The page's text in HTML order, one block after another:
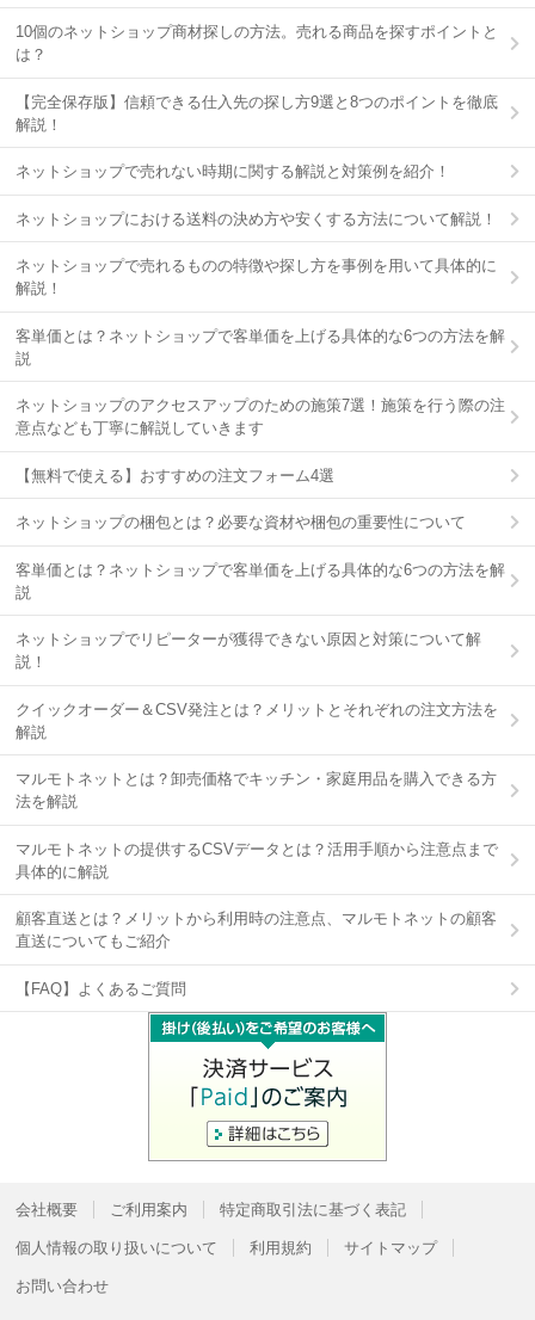
10個のネットショップ商材探しの方法。売れる商品を探すポイントと
は？
【完全保存版】信頼できる仕入先の探し方9選と8つのポイントを徹底
解説！
ネットショップで売れない時期に関する解説と対策例を紹介！
ネットショップにおける送料の決め方や安くする方法について解説！
ネットショップで売れるものの特徴や探し方を事例を用いて具体的に
解説！
客単価とは？ネットショップで客単価を上げる具体的な6つの方法を解
説
ネットショップのアクセスアップのための施策7選！施策を行う際の注
意点なども丁寧に解説していきます
【無料で使える】おすすめの注文フォーム4選
ネットショップの梱包とは？必要な資材や梱包の重要性について
客単価とは？ネットショップで客単価を上げる具体的な6つの方法を解
説
ネットショップでリピーターが獲得できない原因と対策について解
説！
クイックオーダー＆CSV発注とは？メリットとそれぞれの注文方法を
解説
マルモトネットとは？卸売価格でキッチン・家庭用品を購入できる方
法を解説
マルモトネットの提供するCSVデータとは？活用手順から注意点まで
具体的に解説
顧客直送とは？メリットから利用時の注意点、マルモトネットの顧客
直送についてもご紹介
【FAQ】よくあるご質問
会社概要 ご利用案内 特定商取引法に基づく表記
個人情報の取り扱いについて 利用規約 サイトマップ
お問い合わせ